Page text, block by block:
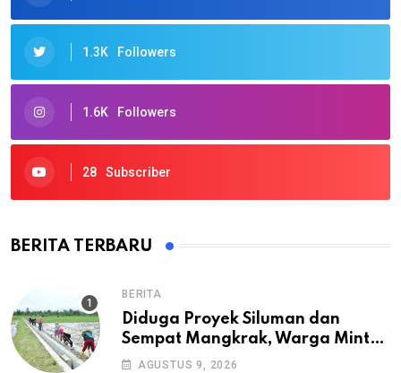
1.3K Followers
1.6K Followers
28 Subscriber
BERITA TERBARU
BERITA
Diduga Proyek Siluman dan
Sempat Mangkrak, Warga Minta
APH Usut Tuntas Pembangunan
AGUSTUS 9, 2026